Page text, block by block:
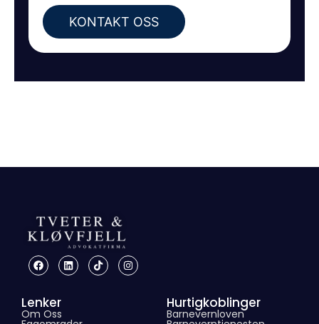
Lenker
Om Oss
Hurtigkoblinger
Barnevernloven